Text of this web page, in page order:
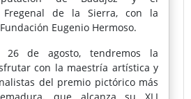
Fregenal de la Sierra, con la
Eugenio Hermoso.
26 de agosto, tendremos la
con la maestría artística y
del premio pictórico más